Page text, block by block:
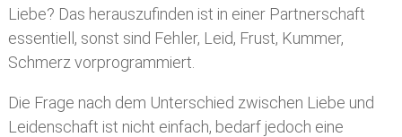
Liebe? Das herauszufinden ist in einer Partnerschaft
essentiell, sonst sind Fehler, Leid, Frust, Kummer,
Schmerz vorprogrammiert.
Die Frage nach dem Unterschied zwischen Liebe und
Leidenschaft ist nicht einfach, bedarf jedoch eine